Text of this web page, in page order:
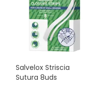
Salvelox Striscia
Sutura 8uds